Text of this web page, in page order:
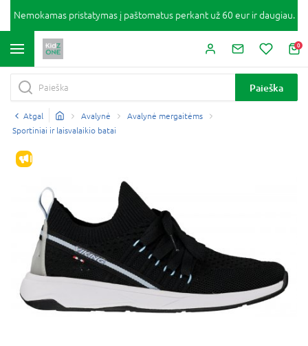
Nemokamas pristatymas į paštomatus perkant už 60 eur ir daugiau.
0
Paieška
Atgal Avalynė
Avalynė mergaitėms
Sportiniai ir laisvalaikio batai
IŠPARDAVIMAS